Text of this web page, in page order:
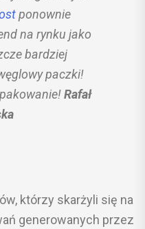
ponownie
na rynku jako
bardziej
paczki!
Rafał
którzy skarżyli się na
generowanych przez